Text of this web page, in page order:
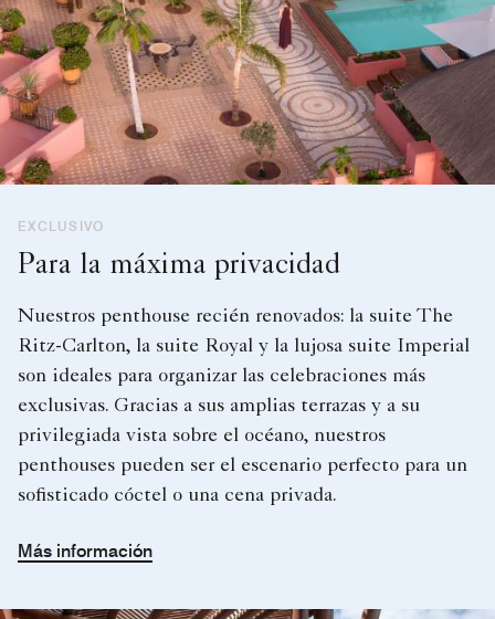
EXCLUSIVO
Para la máxima privacidad
Nuestros penthouse recién renovados: la suite The
Ritz-Carlton, la suite Royal y la lujosa suite Imperial
son ideales para organizar las celebraciones más
exclusivas. Gracias a sus amplias terrazas y a su
privilegiada vista sobre el océano, nuestros
penthouses pueden ser el escenario perfecto para un
sofisticado cóctel o una cena privada.
Más información